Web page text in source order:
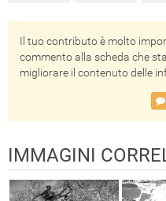
Il tuo contributo è molto
commento alla scheda che
migliorare il contenuto delle
IMMAGINI